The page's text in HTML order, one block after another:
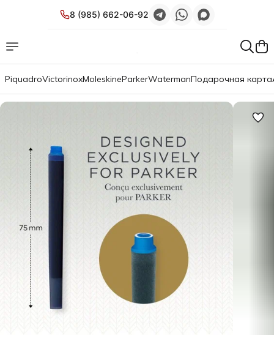
8 (985) 662-06-92
PiquadroVictorinoxMoleskineParkerWatermanПодарочная карта